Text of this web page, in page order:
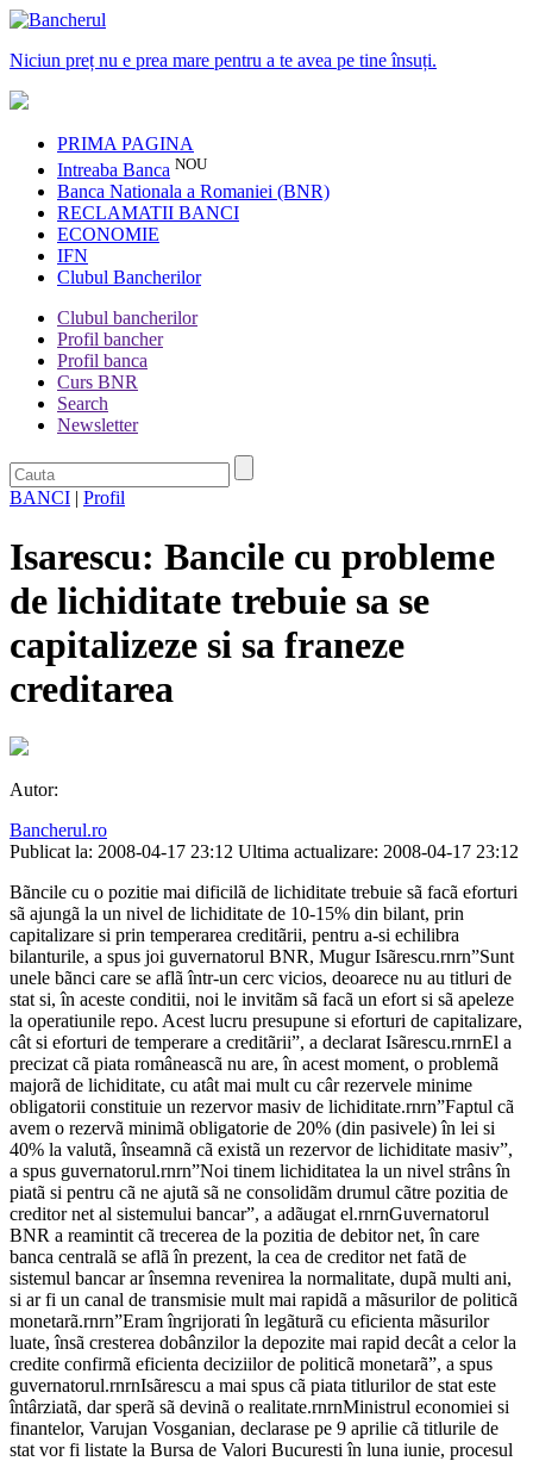
Niciun preț nu e prea mare pentru a te avea pe tine însuți.
PRIMA PAGINA
Intreaba Banca NOU
Banca Nationala a Romaniei (BNR)
RECLAMATII BANCI
ECONOMIE
IFN
Clubul Bancherilor
Clubul bancherilor
Profil bancher
Profil banca
Curs BNR
Search
Newsletter
BANCI | Profil
Isarescu: Bancile cu probleme
de lichiditate trebuie sa se
capitalizeze si sa franeze
creditarea
Autor:
Bancherul.ro
Publicat la: 2008-04-17 23:12 Ultima actualizare: 2008-04-17 23:12
Bãncile cu o pozitie mai dificilã de lichiditate trebuie sã facã eforturi
sã ajungã la un nivel de lichiditate de 10-15% din bilant, prin
capitalizare si prin temperarea creditãrii, pentru a-si echilibra
bilanturile, a spus joi guvernatorul BNR, Mugur Isãrescu.rnrn”Sunt
unele bãnci care se aflã într-un cerc vicios, deoarece nu au titluri de
stat si, în aceste conditii, noi le invitãm sã facã un efort si sã apeleze
la operatiunile repo. Acest lucru presupune si eforturi de capitalizare,
cât si eforturi de temperare a creditãrii”, a declarat Isãrescu.rnrnEl a
precizat cã piata româneascã nu are, în acest moment, o problemã
majorã de lichiditate, cu atât mai mult cu câr rezervele minime
obligatorii constituie un rezervor masiv de lichiditate.rnrn”Faptul cã
avem o rezervã minimã obligatorie de 20% (din pasivele) în lei si
40% la valutã, înseamnã cã existã un rezervor de lichiditate masiv”,
a spus guvernatorul.rnrn”Noi tinem lichiditatea la un nivel strâns în
piatã si pentru cã ne ajutã sã ne consolidãm drumul cãtre pozitia de
creditor net al sistemului bancar”, a adãugat el.rnrnGuvernatorul
BNR a reamintit cã trecerea de la pozitia de debitor net, în care
banca centralã se aflã în prezent, la cea de creditor net fatã de
sistemul bancar ar însemna revenirea la normalitate, dupã multi ani,
si ar fi un canal de transmisie mult mai rapidã a mãsurilor de politicã
monetarã.rnrn”Eram îngrijorati în legãturã cu eficienta mãsurilor
luate, însã cresterea dobânzilor la depozite mai rapid decât a celor la
credite confirmã eficienta deciziilor de politicã monetarã”, a spus
guvernatorul.rnrnIsãrescu a mai spus cã piata titlurilor de stat este
întârziatã, dar sperã sã devinã o realitate.rnrnMinistrul economiei si
finantelor, Varujan Vosganian, declarase pe 9 aprilie cã titlurile de
stat vor fi listate la Bursa de Valori Bucuresti în luna iunie, procesul